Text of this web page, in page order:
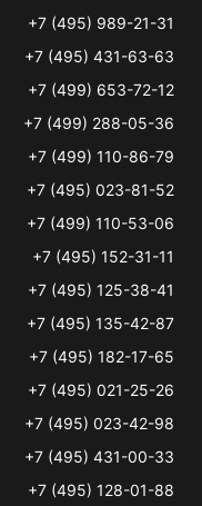
+7 (495) 989-21-31
+7 (495) 431-63-63
+7 (499) 653-72-12
+7 (499) 288-05-36
+7 (499) 110-86-79
+7 (495) 023-81-52
+7 (499) 110-53-06
+7 (495) 152-31-11
+7 (495) 125-38-41
+7 (495) 135-42-87
+7 (495) 182-17-65
+7 (495) 021-25-26
+7 (495) 023-42-98
+7 (495) 431-00-33
+7 (495) 128-01-88